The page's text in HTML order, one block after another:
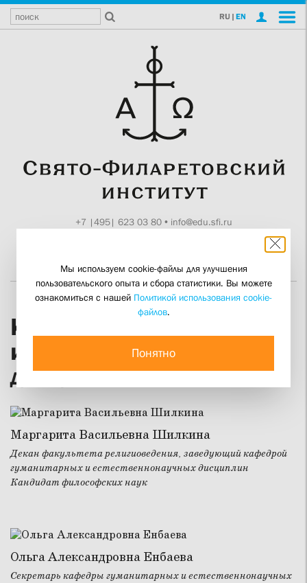
RU | EN
+7 |495| 623 03 80• info@edu.sfi.ru
Кафедра гуманитарных
и естественнонаучных
дисциплин
Маргарита Васильевна Шилкина
Декан факультета религиоведения, заведующий кафедрой
гуманитарных и естественнонаучных дисциплин
Кандидат философских наук
Ольга Александровна Енбаева
Секретарь кафедры гуманитарных и естественнонаучных
Мы используем cookie-файлы для улучшения
пользовательского опыта и сбора статистики. Вы можете
ознакомиться с нашей Политикой использования cookie-
файлов.
Понятно